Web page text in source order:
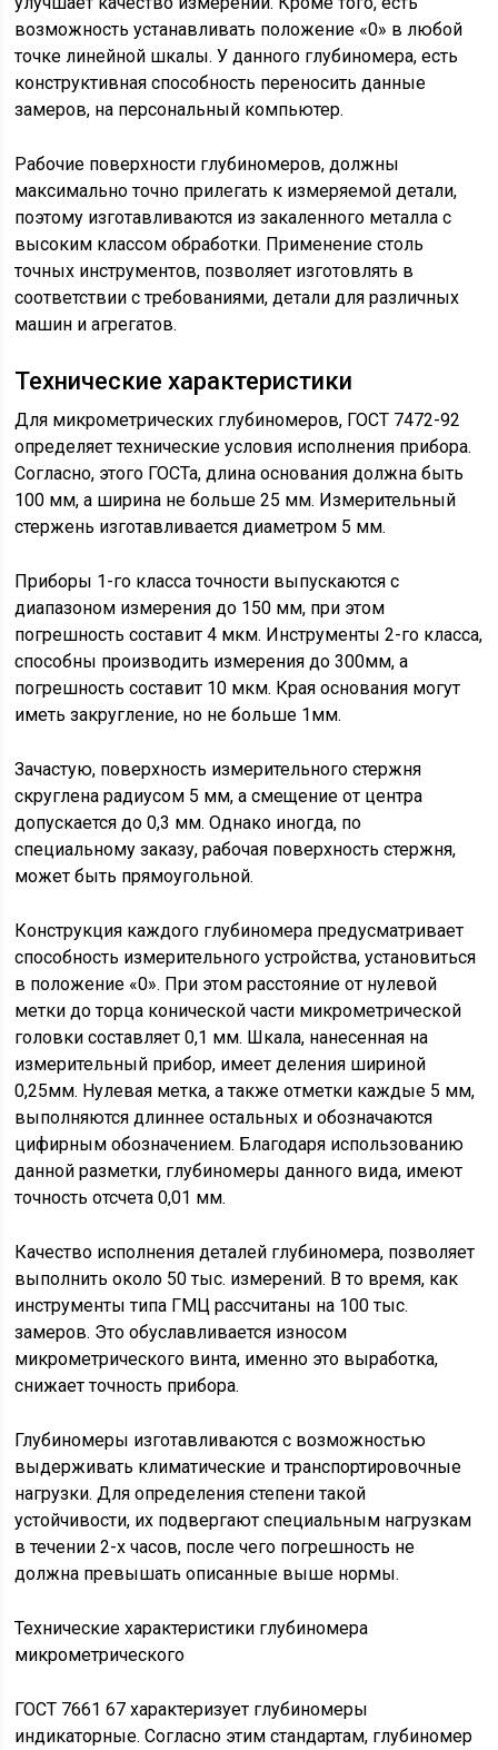
возможность устанавливать положение «0» в любой
точке линейной шкалы. У данного глубиномера, есть
конструктивная способность переносить данные
замеров, на персональный компьютер.
Рабочие поверхности глубиномеров, должны
максимально точно прилегать к измеряемой детали,
поэтому изготавливаются из закаленного металла с
высоким классом обработки. Применение столь
точных инструментов, позволяет изготовлять в
соответствии с требованиями, детали для различных
машин и агрегатов.
Технические характеристики
Для микрометрических глубиномеров, ГОСТ 7472-92
определяет технические условия исполнения прибора.
Согласно, этого ГОСТа, длина основания должна быть
100 мм, а ширина не больше 25 мм. Измерительный
стержень изготавливается диаметром 5 мм.
Приборы 1-го класса точности выпускаются с
диапазоном измерения до 150 мм, при этом
погрешность составит 4 мкм. Инструменты 2-го класса,
способны производить измерения до 300мм, а
погрешность составит 10 мкм. Края основания могут
иметь закругление, но не больше 1мм.
Зачастую, поверхность измерительного стержня
скруглена радиусом 5 мм, а смещение от центра
допускается до 0,3 мм. Однако иногда, по
специальному заказу, рабочая поверхность стержня,
может быть прямоугольной.
Конструкция каждого глубиномера предусматривает
способность измерительного устройства, установиться
в положение «0». При этом расстояние от нулевой
метки до торца конической части микрометрической
головки составляет 0,1 мм. Шкала, нанесенная на
измерительный прибор, имеет деления шириной
0,25мм. Нулевая метка, а также отметки каждые 5 мм,
выполняются длиннее остальных и обозначаются
цифирным обозначением. Благодаря использованию
данной разметки, глубиномеры данного вида, имеют
точность отсчета 0,01 мм.
Качество исполнения деталей глубиномера, позволяет
выполнить около 50 тыс. измерений. В то время, как
инструменты типа ГМЦ рассчитаны на 100 тыс.
замеров. Это обуславливается износом
микрометрического винта, именно это выработка,
снижает точность прибора.
Глубиномеры изготавливаются с возможностью
выдерживать климатические и транспортировочные
нагрузки. Для определения степени такой
устойчивости, их подвергают специальным нагрузкам
в течении 2-х часов, после чего погрешность не
должна превышать описанные выше нормы.
Технические характеристики глубиномера
микрометрического
ГОСТ 7661 67 характеризует глубиномеры
индикаторные. Согласно этим стандартам, глубиномер